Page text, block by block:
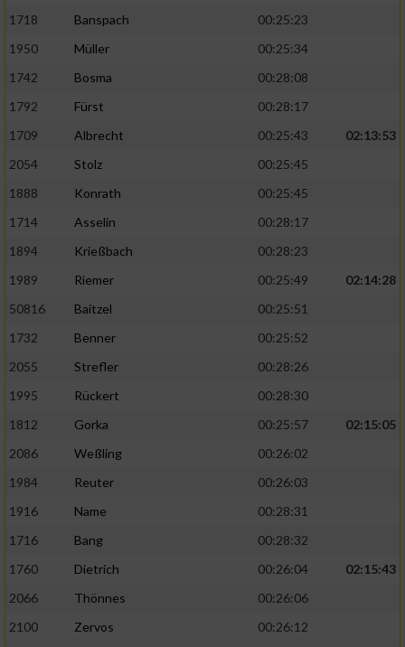
1718
Banspach
00:25:23
1950
Müller
00:25:34
1742
Bosma
00:28:08
1792
Fürst
00:28:17
1709
Albrecht 00:25:43
02:13:53
2054
Stolz
00:25:45
1888
Konrath
00:25:45
1714
Asselin
00:28:17
1894
Krießbach
00:28:23
1989
Riemer 00:25:49
02:14:28
50816
Baitzel
00:25:51
1732
Benner
00:25:52
2055
Strefler
00:28:26
1995
Rückert
00:28:30
1812
Gorka 00:25:57
02:15:05
2086
Weßling
00:26:02
1984
Reuter
00:26:03
1916
Name
00:28:31
1716
Bang
00:28:32
1760
Dietrich 00:26:04
02:15:43
2066
Thönnes
00:26:06
2100
Zervos
00:26:12